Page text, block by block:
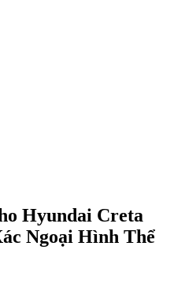
Hyundai Creta
Ngoại Hình Thể